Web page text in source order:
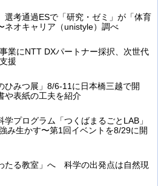
考通過ESで「研究・ゼミ」が「体育
ネオキャリア（unistyle）調べ
業にNTT DXパートナー採択、次世代
援
ひみつ展」8/6-11に日本橋三越で開
表紙の工夫を紹介
プログラム「つくばまるごとLAB」
み生かす〜第1回イベントを8/29に開
たる教室」へ 科学の出発点は自然現